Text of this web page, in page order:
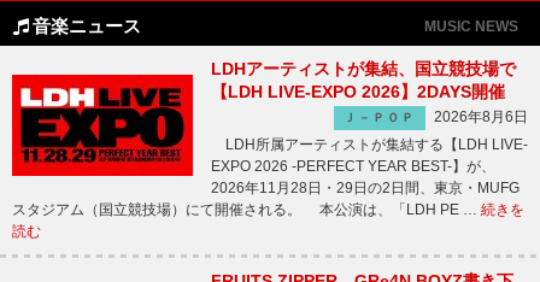
音楽ニュース MUSIC NEWS
LDHアーティストが集結、国立競技場で
【LDH LIVE-EXPO 2026】2DAYS開催
Ｊ－ＰＯＰ
2026年8月6日
LDH所属アーティストが集結する【LDH LIVE-
EXPO 2026 -PERFECT YEAR BEST-】が、
2026年11月28日・29日の2日間、東京・MUFG
スタジアム（国立競技場）にて開催される。 本公演は、「LDH PE … 続きを
読む